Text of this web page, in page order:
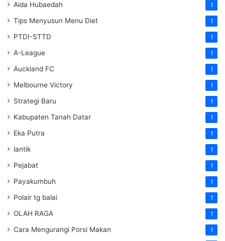
Aida Hubaedah 1
Tips Menyusun Menu Diet 1
PTDI-STTD 1
A-League 1
Auckland FC 1
Melbourne Victory 1
Strategi Baru 1
Kabupaten Tanah Datar 1
Eka Putra 1
lantik 1
Pejabat 1
Payakumbuh 1
Polair tg balai 1
OLAH RAGA 1
Cara Mengurangi Porsi Makan 1